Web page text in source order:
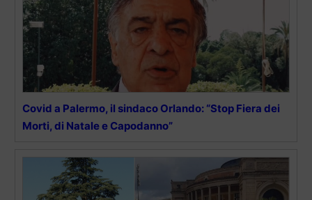
Covid a Palermo, il sindaco Orlando: “Stop Fiera dei
Morti, di Natale e Capodanno”